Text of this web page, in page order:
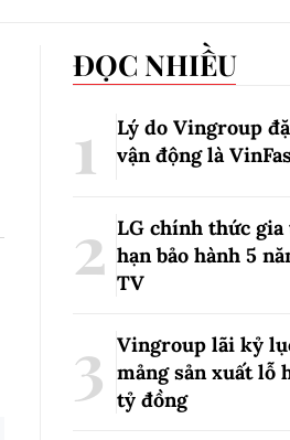
ĐỌC NHIỀU
Lý do Vingroup
vận động là
LG chính thức
hạn bảo hành 5
TV
Vingroup lãi kỷ
mảng sản xuất lỗ
tỷ đồng